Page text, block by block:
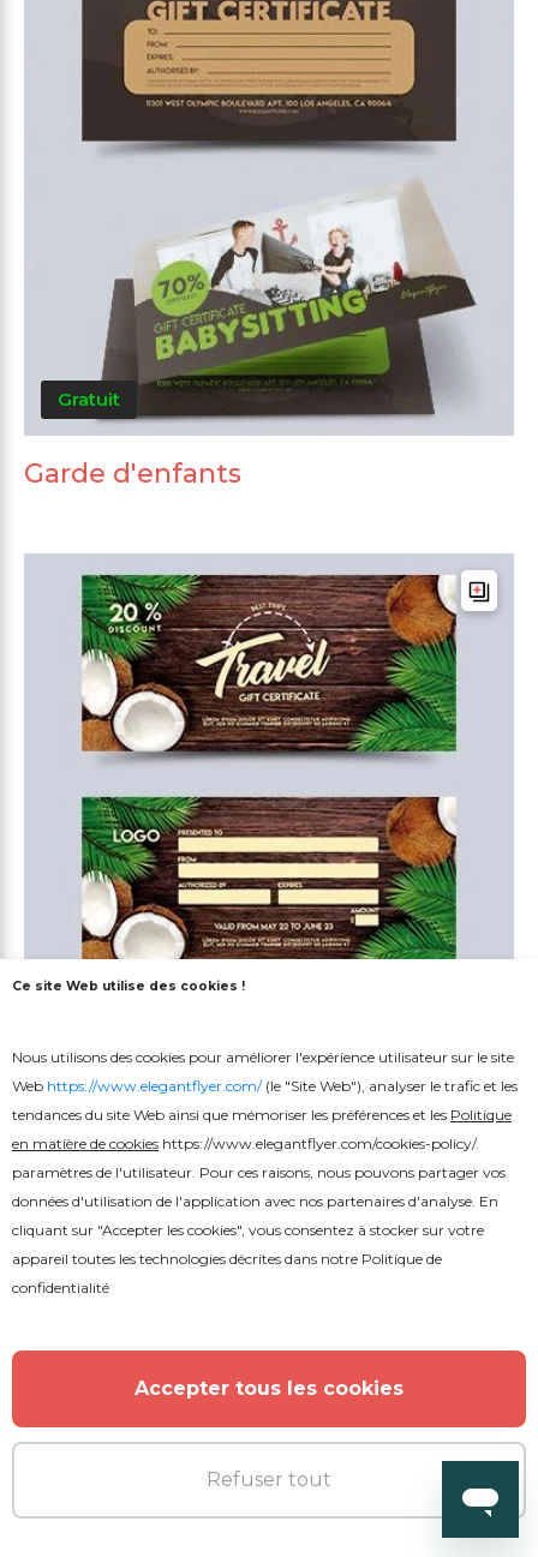
Gratuit
Garde d'enfants
Premium
PLUS DE L'AUTEUR
Ce site Web utilise des cookies !
Nous utilisons des cookies pour améliorer l'expérience utilisateur sur le site
Web https://www.elegantflyer.com/(le "Site Web"), analyser le trafic et les
tendances du site Web ainsi que mémoriser les préférences et les Politique
en matière de cookies https://www.elegantflyer.com/cookies-policy/.
paramètres de l'utilisateur. Pour ces raisons, nous pouvons partager vos
données d'utilisation de l'application avec nos partenaires d'analyse. En
cliquant sur "Accepter les cookies", vous consentez à stocker sur votre
appareil toutes les technologies décrites dans notre Politique de
confidentialité
Accepter tous les cookies
Refuser tout